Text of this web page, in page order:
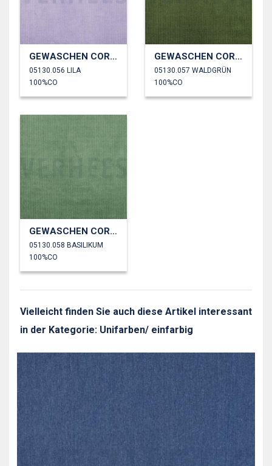
GEWASCHEN CORD 4.5W
05130.056 LILA
100%CO
GEWASCHEN CORD 4.5W
05130.057 WALDGRÜN
100%CO
GEWASCHEN CORD 4.5W
05130.058 BASILIKUM
100%CO
Vielleicht finden Sie auch diese Artikel interessant
in der Kategorie: Unifarben/ einfarbig